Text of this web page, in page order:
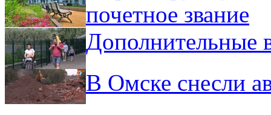
почетное звание
Дополнительные
В Омске снесли